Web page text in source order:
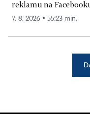
reklamu na
7. 8. 2026 ▪ 55:23 min.